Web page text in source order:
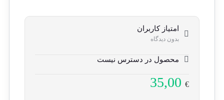
امتیاز کاربران
بدون دیدگاه
محصول در دسترس نیست
35,00€